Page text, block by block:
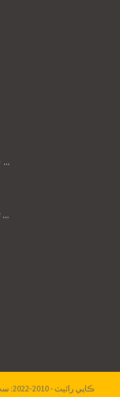
ڪسٽم K ۾ فڪر کي غور ڪرڻ جي ضرورت آهي ...
توهان جي بي لاء هڪ ڪسٽم سوٽر ڪيئن چونڊيو ...
© ڪاپي رائيٽ - 2010-2022: سڀ حق محفوظ آهن.